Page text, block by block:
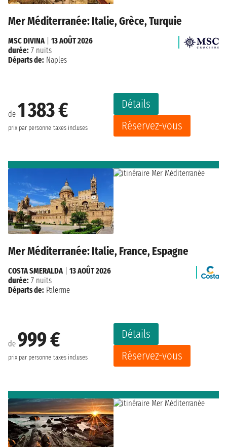
Mer Méditerranée: Italie, Grèce, Turquie
de 1 383 €
prix par personne taxes incluses
Détails
Réservez-vous
MSC DIVINA| 13 AOÛT 2026
durée: 7 nuits
Départs de: Naples
Mer Méditerranée: Italie, France, Espagne
de 999 €
prix par personne taxes incluses
Détails
Réservez-vous
COSTA SMERALDA
13 AOÛT 2026
durée: 7 nuits
Départs de: Palerme